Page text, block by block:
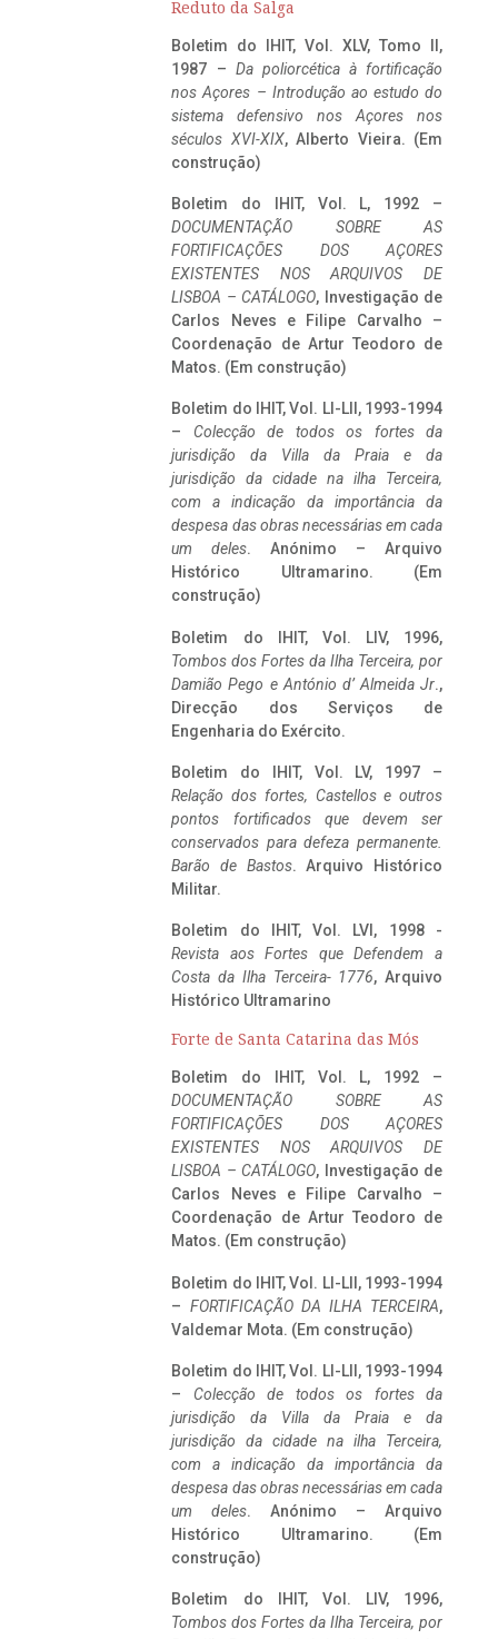
Reduto da Salga
Boletim do IHIT, Vol. XLV, Tomo II,
1987 – Da poliorcética à fortificação
nos Açores – Introdução ao estudo do
sistema defensivo nos Açores nos
séculos XVI-XIX, Alberto Vieira. (Em
construção)
Boletim do IHIT, Vol. L, 1992 –
DOCUMENTAÇÃO SOBRE AS
FORTIFICAÇÕES DOS AÇORES
EXISTENTES NOS ARQUIVOS DE
LISBOA – CATÁLOGO, Investigação de
Carlos Neves e Filipe Carvalho –
Coordenação de Artur Teodoro de
Matos. (Em construção)
Boletim do IHIT, Vol. LI-LII, 1993-1994
– Colecção de todos os fortes da
jurisdição da Villa da Praia e da
jurisdição da cidade na ilha Terceira,
com a indicação da importância da
despesa das obras necessárias em cada
um deles. Anónimo – Arquivo
Histórico Ultramarino. (Em
construção)
Boletim do IHIT, Vol. LIV, 1996,
Tombos dos Fortes da Ilha Terceira, por
Damião Pego e António d’ Almeida Jr.,
Direcção dos Serviços de
Engenharia do Exército.
Boletim do IHIT, Vol. LV, 1997 –
Relação dos fortes, Castellos e outros
pontos fortificados que devem ser
conservados para defeza permanente.
Barão de Bastos. Arquivo Histórico
Militar.
Boletim do IHIT, Vol. LVI, 1998 -
Revista aos Fortes que Defendem a
Costa da Ilha Terceira- 1776, Arquivo
Histórico Ultramarino
Forte de Santa Catarina das Mós
Boletim do IHIT, Vol. L, 1992 –
DOCUMENTAÇÃO SOBRE AS
FORTIFICAÇÕES DOS AÇORES
EXISTENTES NOS ARQUIVOS DE
LISBOA – CATÁLOGO, Investigação de
Carlos Neves e Filipe Carvalho –
Coordenação de Artur Teodoro de
Matos. (Em construção)
Boletim do IHIT, Vol. LI-LII, 1993-1994
– FORTIFICAÇÃO DA ILHA TERCEIRA,
Valdemar Mota. (Em construção)
Boletim do IHIT, Vol. LI-LII, 1993-1994
– Colecção de todos os fortes da
jurisdição da Villa da Praia e da
jurisdição da cidade na ilha Terceira,
com a indicação da importância da
despesa das obras necessárias em cada
um deles. Anónimo – Arquivo
Histórico Ultramarino. (Em
construção)
Boletim do IHIT, Vol. LIV, 1996,
Tombos dos Fortes da Ilha Terceira, por